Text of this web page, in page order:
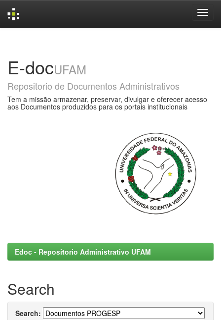
E-docUFAM
Repositorio de Documentos Administrativos
Tem a missão armazenar, preservar, divulgar e oferecer acesso
aos Documentos produzidos para os portais institucionais
Edoc - Repositorio Administrativo UFAM
Search
Search: